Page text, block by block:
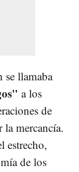
llamaba
a los
de
la mercancía.
estrecho,
de los